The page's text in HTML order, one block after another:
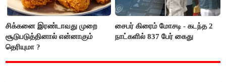
சிக்கனை இரண்டாவது முறை
சூடுபடுத்தினால் என்னாகும்
தெரியுமா ?
சைபர் கிரைம் மோசடி - கடந்த 2
நாட்களில் 837 பேர் கைது